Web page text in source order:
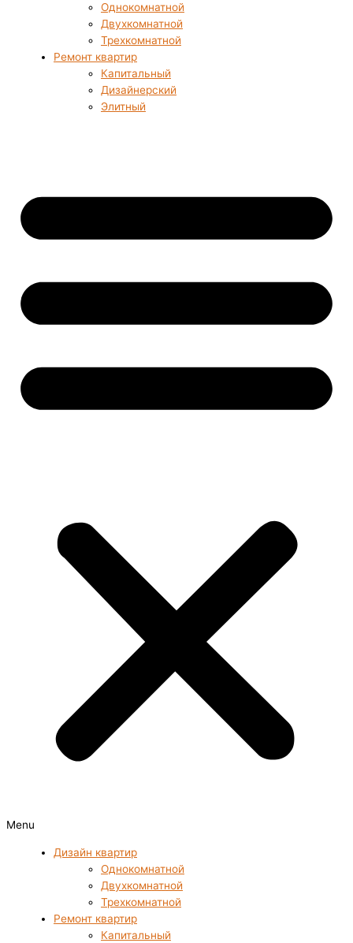
Однокомнатной
Двухкомнатной
Трехкомнатной
Ремонт квартир
Капитальный
Дизайнерский
Элитный
Menu
Дизайн квартир
Однокомнатной
Двухкомнатной
Трехкомнатной
Ремонт квартир
Капитальный